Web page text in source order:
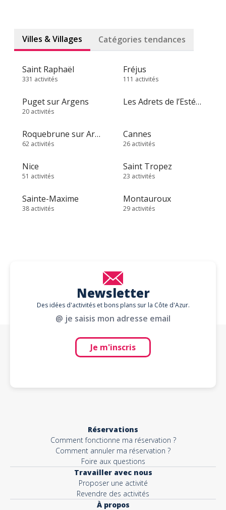
Villes & Villages Catégories tendances
Saint Raphaël
331 activités
Fréjus
111 activités
Puget sur Argens
20 activités
Les Adrets de l’Estérel
Roquebrune sur Argens
62 activités
Cannes
26 activités
Nice
51 activités
Saint Tropez
23 activités
Sainte-Maxime
38 activités
Montauroux
29 activités
Newsletter
Des idées d'activités et bons plans sur la Côte d'Azur.
@ je saisis mon adresse email
Je m'inscris
Réservations
Comment fonctionne ma réservation ?
Comment annuler ma réservation ?
Foire aux questions
Travailler avec nous
Proposer une activité
Revendre des activités
À propos